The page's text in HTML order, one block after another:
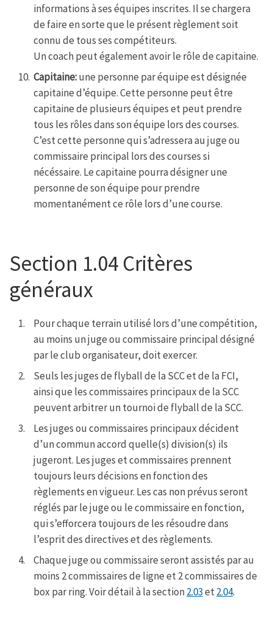
informations à ses équipes inscrites. Il se chargera
de faire en sorte que le présent règlement soit
connu de tous ses compétiteurs.
Un coach peut également avoir le rôle de capitaine.
Capitaine:une personne par équipe est désignée
capitaine d’équipe. Cette personne peut être
capitaine de plusieurs équipes et peut prendre
tous les rôles dans son équipe lors des courses.
C’est cette personne qui s’adressera au juge ou
commissaire principal lors des courses si
nécéssaire. Le capitaine pourra désigner une
personne de son équipe pour prendre
momentanément ce rôle lors d’une course.
Section 1.04 Critères
généraux
Pour chaque terrain utilisé lors d’une compétition,
au moins un juge ou commissaire principal désigné
par le club organisateur, doit exercer.
Seuls les juges de flyball de la SCC et de la FCI,
ainsi que les commissaires principaux de la SCC
peuvent arbitrer un tournoi de flyball de la SCC.
Les juges ou commissaires principaux décident
d’un commun accord quelle(s) division(s) ils
jugeront. Les juges et commissaires prennent
toujours leurs décisions en fonction des
règlements en vigueur. Les cas non prévus seront
réglés par le juge ou le commissaire en fonction,
qui s’efforcera toujours de les résoudre dans
l’esprit des directives et des règlements.
Chaque juge ou commissaire seront assistés par au
moins 2 commissaires de ligne et 2 commissaires de
box par ring. Voir détail à la section2.03et2.04.